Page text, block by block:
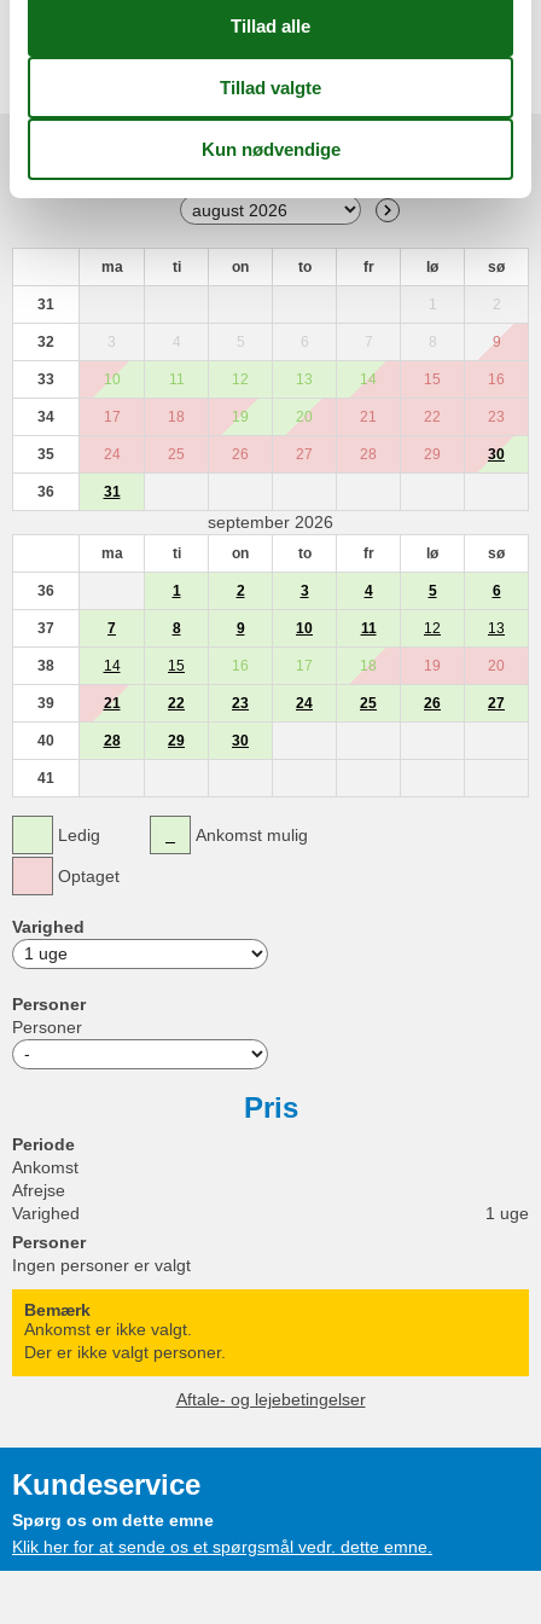
Miniferie
Der er mulighed for miniferie hele året.
Kalender
Ankomst
ma ti on to fr lø sø
31 1 2
32 3 4 5 6 7 8 9
33 10 11 12 13 14 15 16
34 17 18 19 20 21 22 23
35 24 25 26 27 28 29 30
36 31
september 2026
ma ti on to fr lø sø
36 1 2 3 4 5 6
37 7 8 9 10 11 12 13
38 14 15 16 17 18 19 20
39 21 22 23 24 25 26 27
40 28 29 30
41
Ledig
Optaget
Ankomst mulig
Varighed
Personer
Personer
Pris
Periode
Ankomst
Afrejse
Varighed
1 uge
Personer
Ingen personer er valgt
Bemærk
Ankomst er ikke valgt.
Der er ikke valgt personer.
Aftale- og lejebetingelser
Kundeservice
Spørg os om dette emne
Klik her for at sende os et spørgsmål vedr. dette emne.